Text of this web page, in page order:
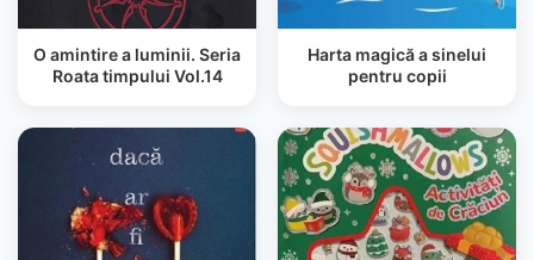
O amintire a luminii. Seria
Roata timpului Vol.14
Harta magică a sinelui
pentru copii